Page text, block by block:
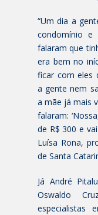
“Um dia a
condomínio e
falaram que
era bem no
ficar com eles
a gente nem
a mãe já mais
falaram:
de R$ 300 e
Luísa Rona,
de Santa
Já André
Oswaldo
especialistas